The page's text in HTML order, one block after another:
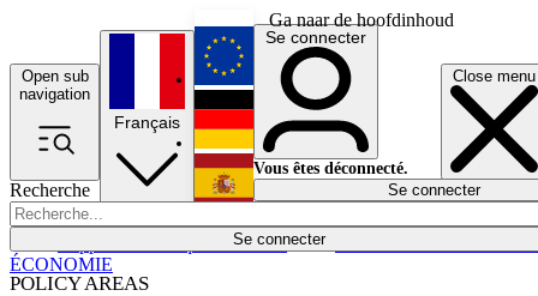
Ga naar de hoofdinhoud
Open sub
navigation
Close menu
Recherche
Se connecter
POLICY AREAS
Économie
Français
English
Deutsch
Español
Se connecter
Vous êtes déconnecté.
Se connecter
ÉCONOMIE